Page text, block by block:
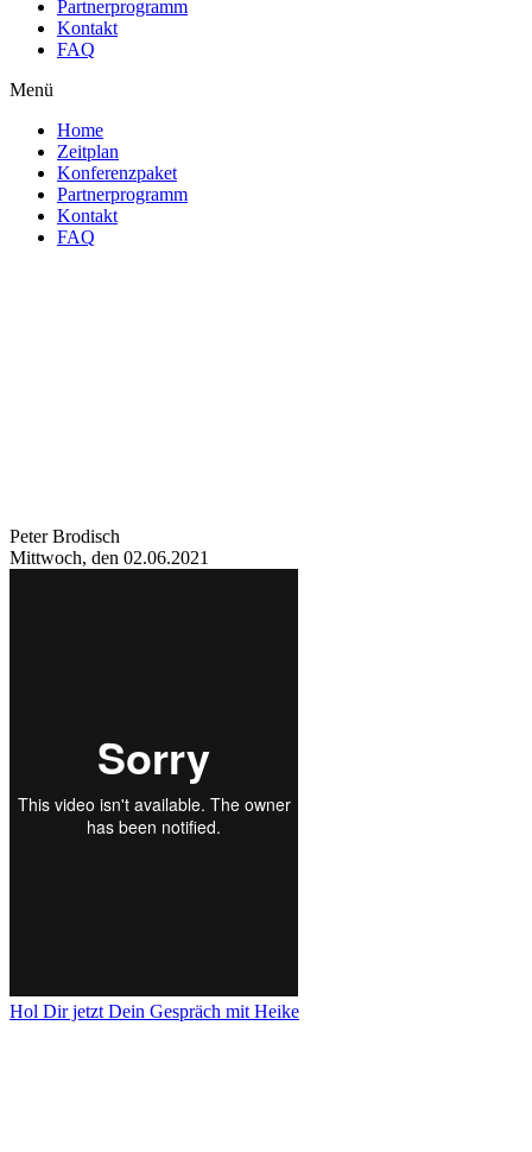
Partnerprogramm
Kontakt
FAQ
Menü
Home
Zeitplan
Konferenzpaket
Partnerprogramm
Kontakt
FAQ
Peter Brodisch
Mittwoch, den 02.06.2021
Hol Dir jetzt Dein Gespräch mit Heike